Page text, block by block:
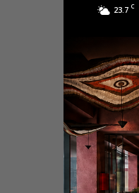
23.7 C